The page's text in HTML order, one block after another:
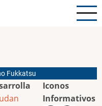
Fukkatsu
Iconos
Informativos